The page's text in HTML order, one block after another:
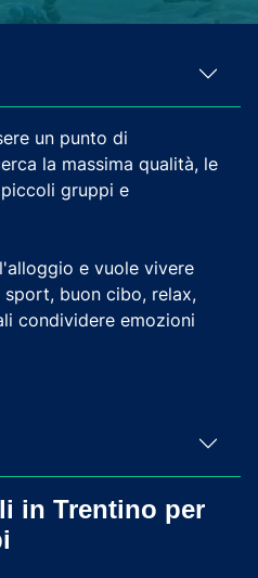
un punto di
la massima qualità, le
gruppi e
e vuole vivere
buon cibo, relax,
condividere emozioni
in Trentino per